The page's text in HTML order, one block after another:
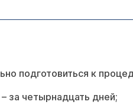
подготовиться к
за четырнадцать дней;